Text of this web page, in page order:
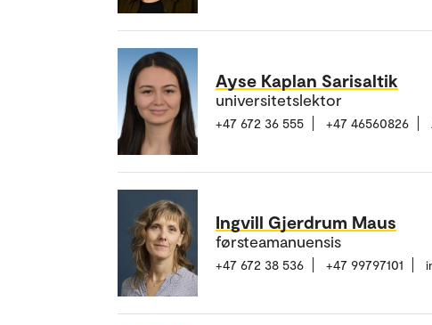
Ayse Kaplan Sarisaltik
universitetslektor
+47 672 36 555 +47 46560826
Ingvill Gjerdrum Maus
førsteamanuensis
+47 672 38 536 +47 99797101